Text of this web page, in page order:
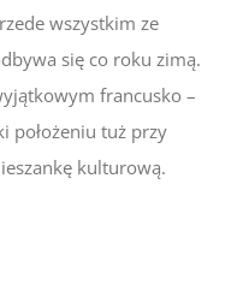
wszystkim ze
się co roku zimą.
francusko –
położeniu tuż przy
kulturową.